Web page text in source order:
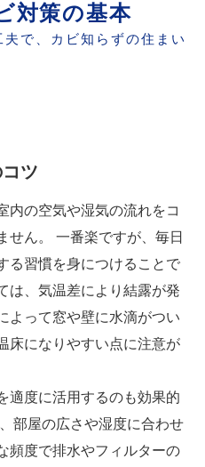
対策の基本
で、カビ知らずの住まい
ツ
内の空気や湿気の流れをコ
せん。 一番楽ですが、毎日
る習慣を身につけることで
は、気温差により結露が発
よって窓や壁に水滴がつい
床になりやすい点に注意が
適度に活用するのも効果的
部屋の広さや湿度に合わせ
頻度で排水やフィルターの